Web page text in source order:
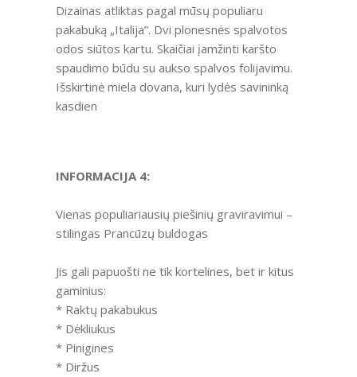
Dizainas atliktas pagal mūsų populiaru
pakabuką „Italija”. Dvi plonesnės spalvotos
odos siūtos kartu. Skaičiai įamžinti karšto
spaudimo būdu su aukso spalvos folijavimu.
Išskirtinė miela dovana, kuri lydės savininką
kasdien
INFORMACIJA 4:
Vienas populiariausių piešinių graviravimui –
stilingas Prancūzų buldogas
Jis gali papuošti ne tik kortelines, bet ir kitus
gaminius:
* Raktų pakabukus
* Dėkliukus
* Pinigines
* Diržus